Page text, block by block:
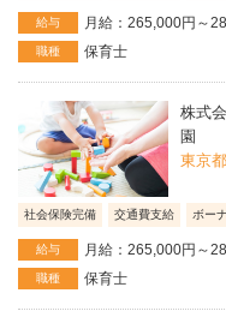
給与 月給：265,000円～
職種 保育士
株式
園
東京
社会保険完備 交通費支給 ボー
給与 月給：265,000円～
職種 保育士